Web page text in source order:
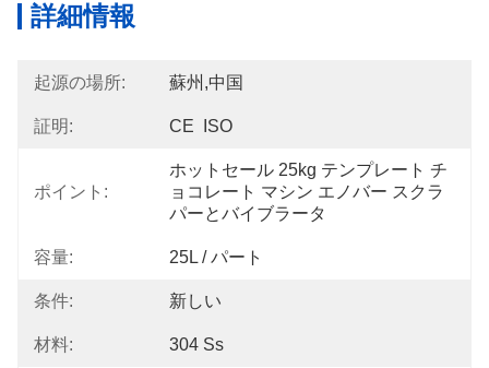
詳細情報
起源の場所: 蘇州,中国
証明: CE  ISO
ポイント:
ホットセール 25kg テンプレート チ
ョコレート マシン エノバー スクラ
パーとバイブラータ
容量: 25L / パート
条件: 新しい
材料: 304 Ss